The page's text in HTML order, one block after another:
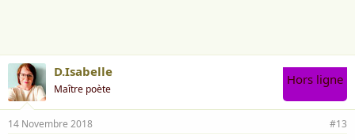
D.Isabelle
Maître poète
Hors ligne
14 Novembre 2018 #13